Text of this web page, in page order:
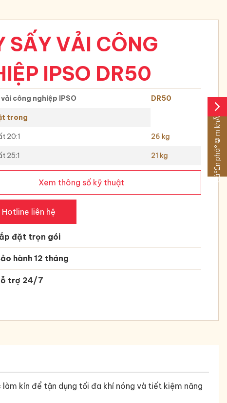
SẤY VẢI CÔNG
IPSO DR50
vải công nghiệp IPSO DR50
trong
20:1 26 kg
25:1 21 kg
Xem thông số kỹ thuật
Hotline liên hệ
đặt trọn gói
hành 12 tháng
trợ 24/7
­­kín để tận dụng tối đa khí nóng và tiết kiệm­­ năng
arrow_forward_ios
Sáº£n pháº©m khÃ¡c